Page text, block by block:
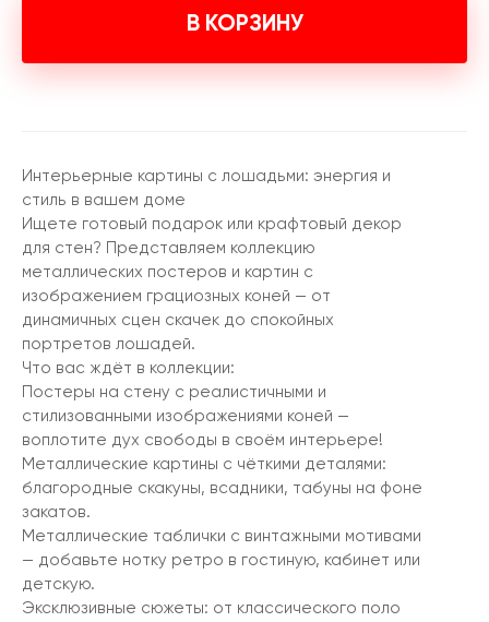
В КОРЗИНУ
Интерьерные картины с лошадьми: энергия и
стиль в вашем доме
Ищете готовый подарок или крафтовый декор
для стен? Представляем коллекцию
металлических постеров и картин с
изображением грациозных коней — от
динамичных сцен скачек до спокойных
портретов лошадей.
Что вас ждёт в коллекции:
Постеры на стену с реалистичными и
стилизованными изображениями коней —
воплотите дух свободы в своём интерьере!
Металлические картины с чёткими деталями:
благородные скакуны, всадники, табуны на фоне
закатов.
Металлические таблички с винтажными мотивами
— добавьте нотку ретро в гостиную, кабинет или
детскую.
Эксклюзивные сюжеты: от классического поло